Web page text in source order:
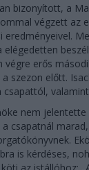
bizonyított, a
végzett az
eredményeivel.
erős
a szezon előtt.
nem
csapatnál
is kérdéses,